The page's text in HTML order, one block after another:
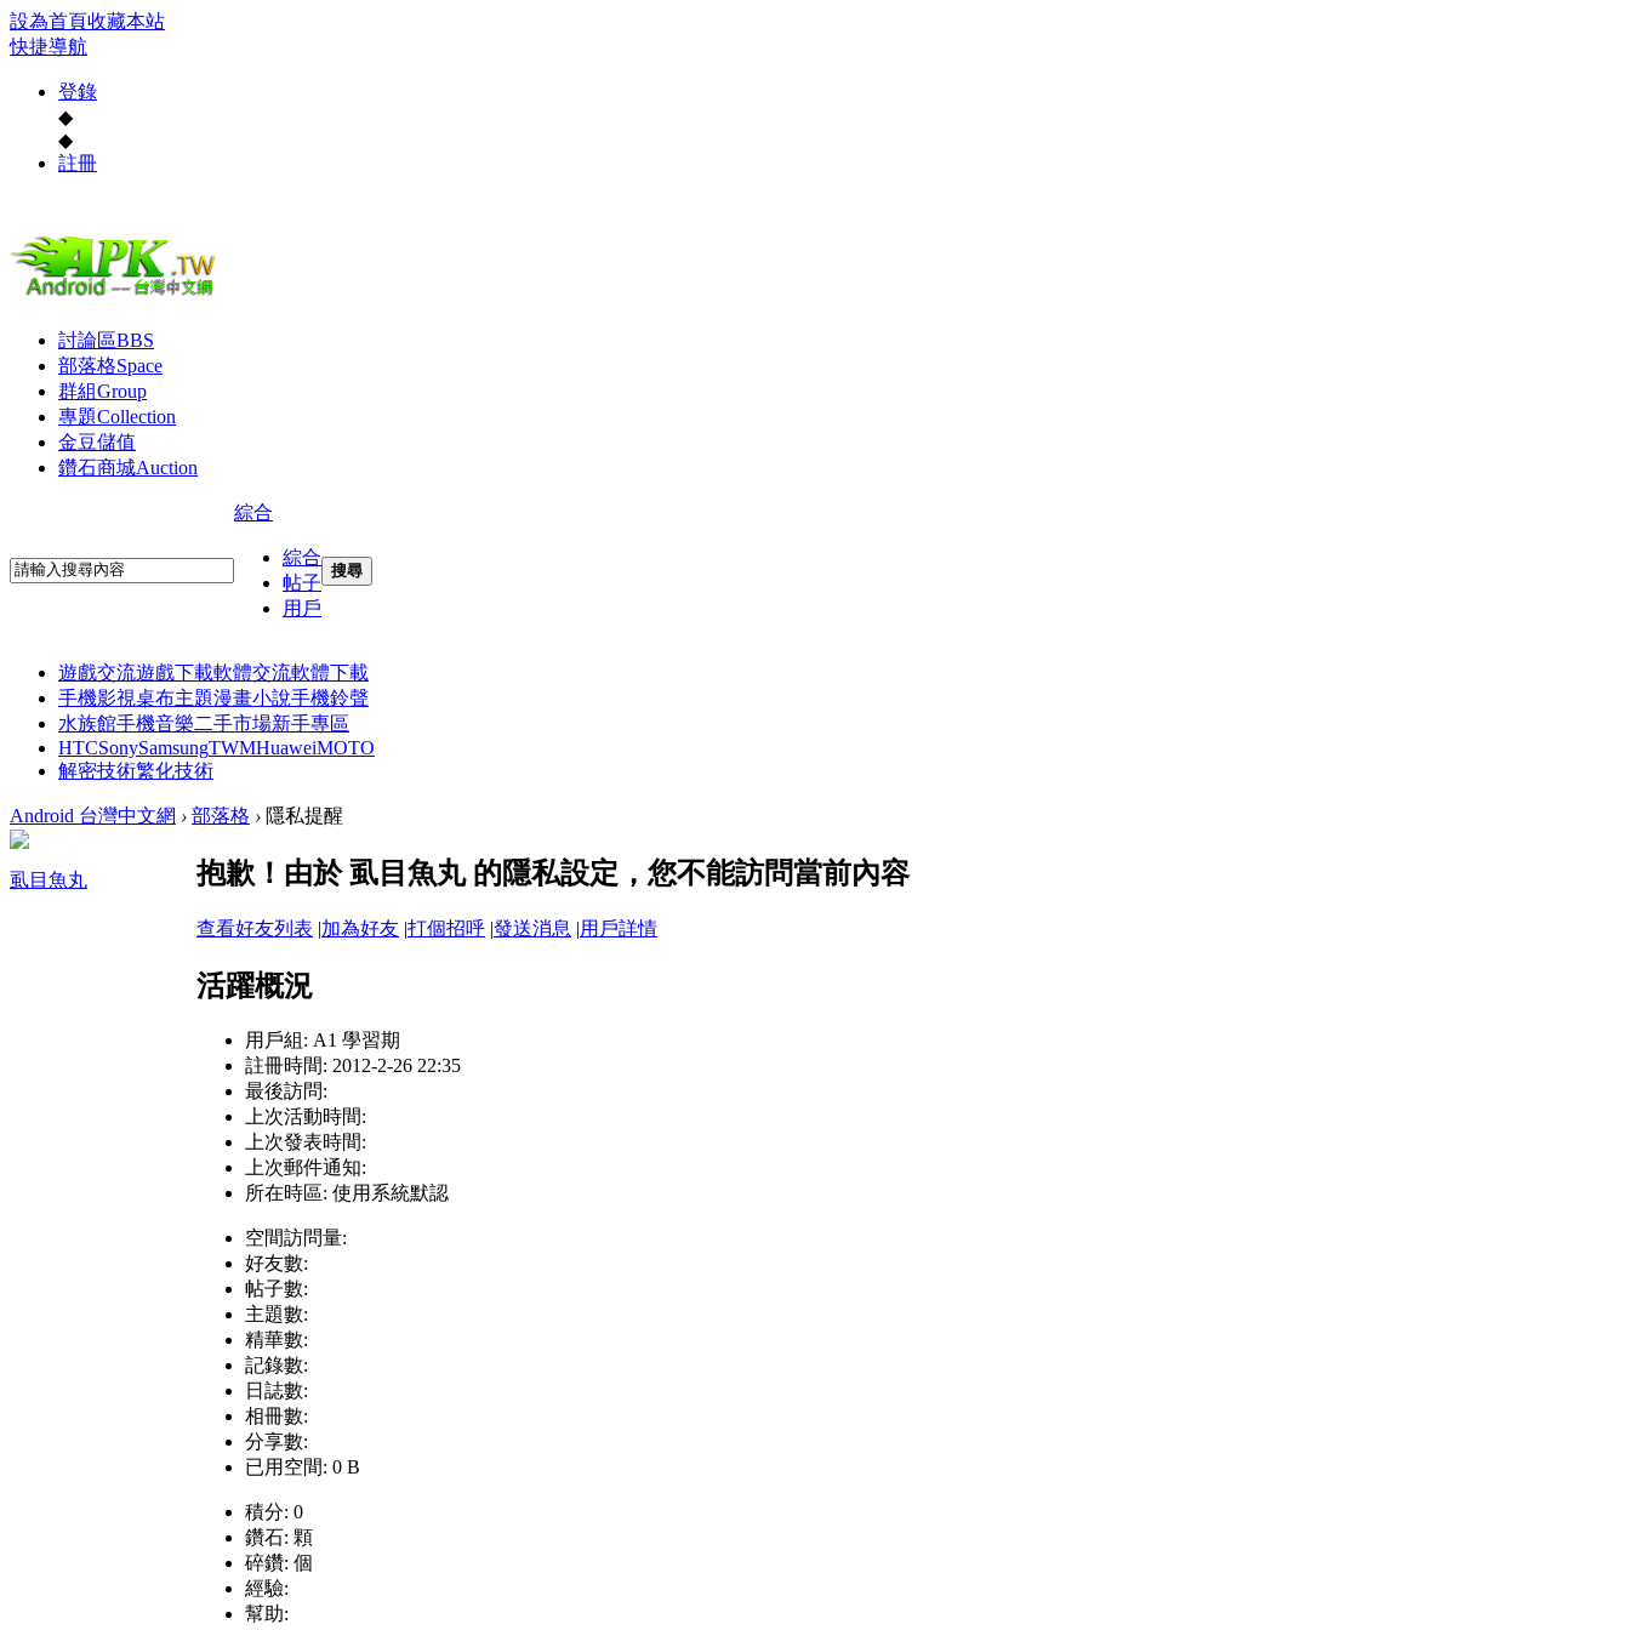
設為首頁收藏本站
快捷導航
登錄
◆
◆
註冊
討論區BBS
部落格Space
群組Group
專題Collection
金豆儲值
鑽石商城Auction
綜合
綜合
帖子
用戶
搜尋
遊戲交流遊戲下載軟體交流軟體下載
手機影視桌布主題漫畫小說手機鈴聲
水族館手機音樂二手市場新手專區
HTCSonySamsungTWMHuaweiMOTO
解密技術繁化技術
Android 台灣中文網 › 部落格 › 隱私提醒
虱目魚丸 抱歉！由於 虱目魚丸 的隱私設定，您不能訪問當前內容
查看好友列表 |加為好友 |打個招呼 |發送消息 |用戶詳情
活躍概況
用戶組: A1 學習期
註冊時間: 2012-2-26 22:35
最後訪問:
上次活動時間:
上次發表時間:
上次郵件通知:
所在時區: 使用系統默認
空間訪問量:
好友數:
帖子數:
主題數:
精華數:
記錄數:
日誌數:
相冊數:
分享數:
已用空間: 0 B
積分: 0
鑽石: 顆
碎鑽: 個
經驗:
幫助: